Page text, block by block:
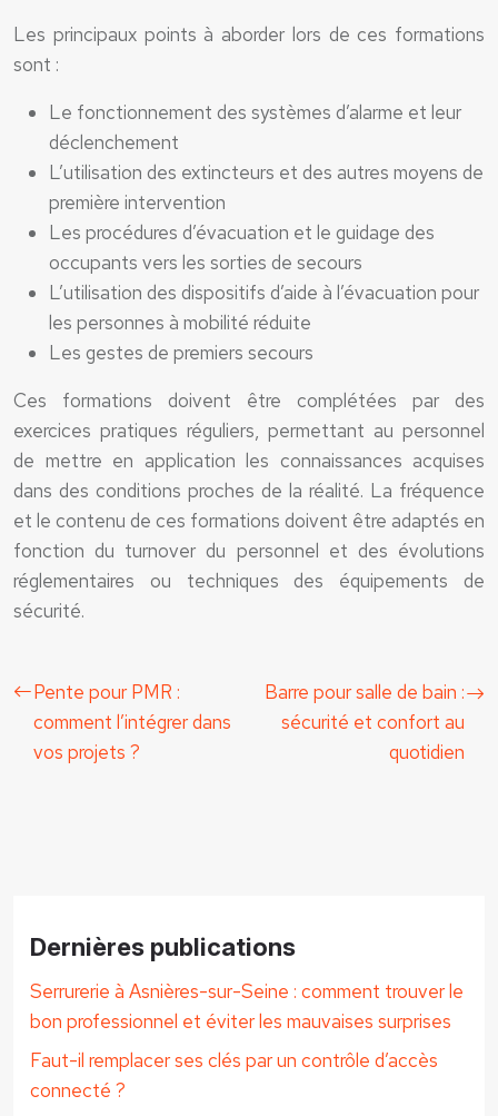
Les principaux points à aborder lors de ces formations
sont :
Le fonctionnement des systèmes d’alarme et leur
déclenchement
L’utilisation des extincteurs et des autres moyens de
première intervention
Les procédures d’évacuation et le guidage des
occupants vers les sorties de secours
L’utilisation des dispositifs d’aide à l’évacuation pour
les personnes à mobilité réduite
Les gestes de premiers secours
Ces formations doivent être complétées par des
exercices pratiques réguliers, permettant au personnel
de mettre en application les connaissances acquises
dans des conditions proches de la réalité. La fréquence
et le contenu de ces formations doivent être adaptés en
fonction du turnover du personnel et des évolutions
réglementaires ou techniques des équipements de
sécurité.
Pente pour PMR :
comment l’intégrer dans
vos projets ?
Barre pour salle de bain :
sécurité et confort au
quotidien
Dernières publications
Serrurerie à Asnières-sur-Seine : comment trouver le
bon professionnel et éviter les mauvaises surprises
Faut-il remplacer ses clés par un contrôle d’accès
connecté ?